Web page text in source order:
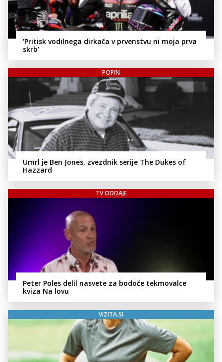
'Pritisk vodilnega dirkača v prvenstvu ni moja prva
skrb'
POPIN
Umrl je Ben Jones, zvezdnik serije The Dukes of
Hazzard
TV ODDAJE
Peter Poles delil nasvete za bodoče tekmovalce
kviza Na lovu
VIZITA.SI